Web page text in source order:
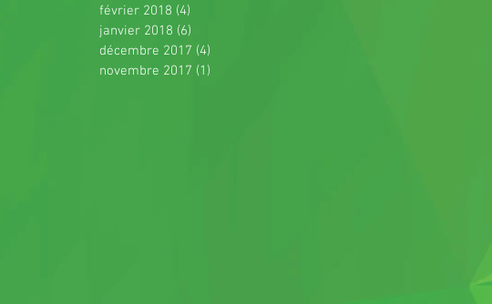
février 2018 (4)
janvier 2018 (6)
décembre 2017 (4)
novembre 2017 (1)